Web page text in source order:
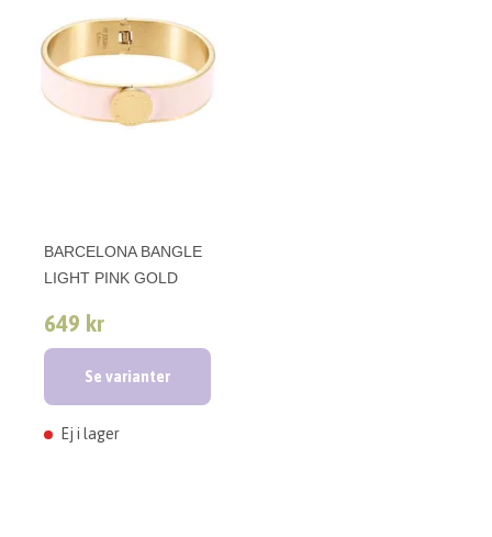
BARCELONA BANGLE
LIGHT PINK GOLD
649 kr
Se varianter
Ej i lager